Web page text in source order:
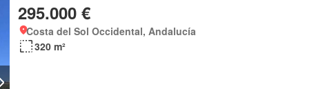
295.000 €
Costa del Sol Occidental, Andalucía
320 m²